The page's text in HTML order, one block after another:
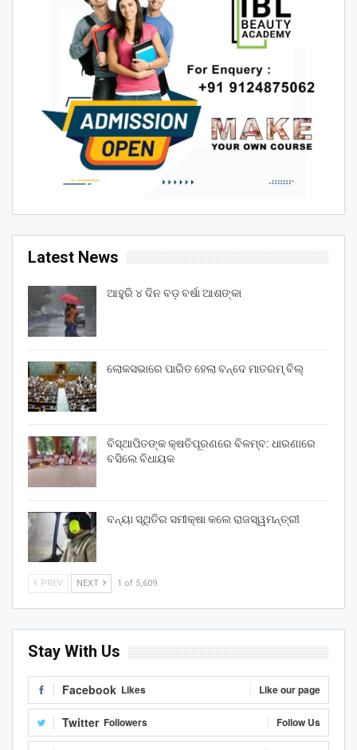
Latest News
ଆହୁରି ୪ ଦିନ ବଡ଼ ବର୍ଷା ଆଶଙ୍କା
ଲୋକସଭାରେ ପାରିତ ହେଲା ବନ୍ଦେ ମାତରମ୍‌ ବିଲ୍‌
ବିସ୍ଥାପିତଙ୍କ କ୍ଷତିପୂରଣରେ ବିଳମ୍ବ: ଧାରଣାରେ
ବସିଲେ ବିଧାୟକ
ବନ୍ୟା ସ୍ଥିତିର ସମୀକ୍ଷା କଲେ ରାଜସ୍ୱମନ୍ତ୍ରୀ
PREV NEXT 1 of 5,609
Stay With Us
Facebook Likes Like our page
Twitter Followers Follow Us